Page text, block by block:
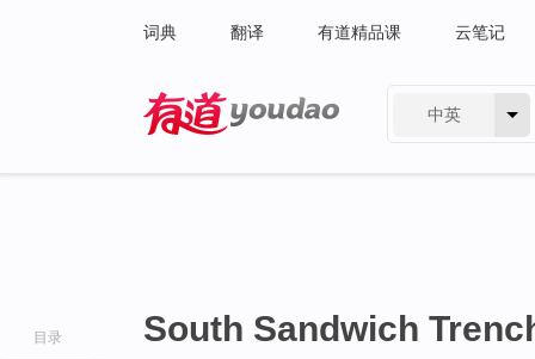
词典 翻译 有道精品课 云笔记
中英
目录 South Sandwich